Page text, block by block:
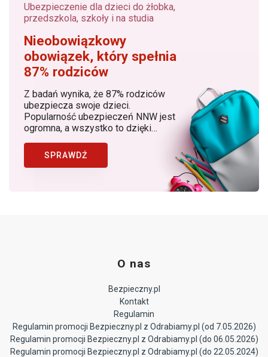
Ubezpieczenie dla dzieci do żłobka,
przedszkola, szkoły i na studia
Nieobowiązkowy
obowiązek, który spełnia
87% rodziców
Z badań wynika, że 87% rodziców
ubezpiecza swoje dzieci.
Popularność ubezpieczeń NNW jest
ogromna, a wszystko to dzięki
rodziców, dostępności produktów, w
których znaczącą rolę odgrywa
lider ubezpieczeń NNW dziecka w
SPRAWDŹ
O nas
Bezpieczny.pl
Kontakt
Regulamin
Regulamin promocji Bezpieczny.pl z Odrabiamy.pl (od 7.05.2026)
Regulamin promocji Bezpieczny.pl z Odrabiamy.pl (do 06.05.2026)
Regulamin promocji Bezpieczny.pl z Odrabiamy.pl (do 22.05.2024)